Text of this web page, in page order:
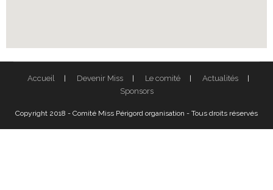
Accueil Devenir Miss Le comité
Actualités
Sponsors
Copyright 2018 - Comité Miss Périgord organisation - Tous droits réservés